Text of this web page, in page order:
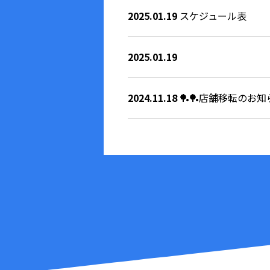
2025.01.19スケジュール表
2025.01.19
2024.11.18🏓🏓店舗移転のお知